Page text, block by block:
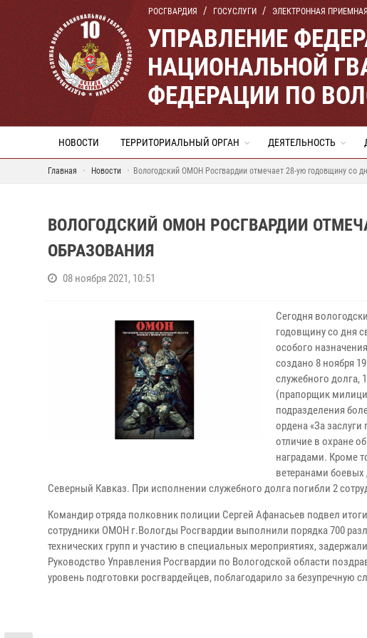
РОСГВАРДИЯ ГОСУСЛУГИ ЭЛЕКТРОННАЯ
УПРАВЛЕНИЕ
НАЦИОНАЛЬНОЙ
ФЕДЕРАЦИИ ПО
НОВОСТИ ТЕРРИТОРИАЛЬНЫЙ ОРГАН ДЕЯТЕЛЬНОСТЬ
Главная Новости Вологодский ОМОН Росгвардии отмечает 28-ую годовщину со
ВОЛОГОДСКИЙ ОМОН РОСГВАРДИИ
ОБРАЗОВАНИЯ
08 ноября 2021, 10:51
Сегодня
годовщину со дня
особого
создано 8 ноября
служебного долга,
(прапорщик
подразделения
ордена «За
отличие в охране
наградами. Кроме
ветеранами
Северный Кавказ. При исполнении служебного долга погибли 2
Командир отряда полковник полиции Сергей Афанасьев подвел
сотрудники ОМОН г.Вологды Росгвардии выполнили порядка 700
технических групп и участию в специальных мероприятиях,
Руководство Управления Росгвардии по Вологодской области
уровень подготовки росгвардейцев, поблагодарило за безупречную